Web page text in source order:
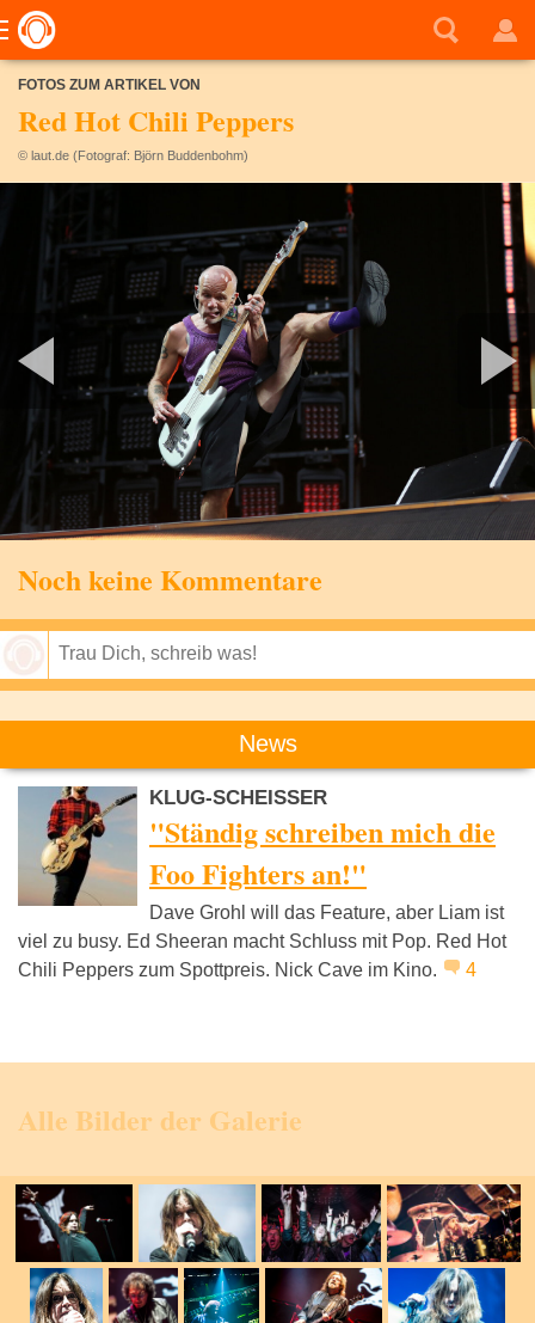
FOTOS ZUM ARTIKEL VON
Red Hot Chili Peppers
© laut.de (Fotograf: Björn Buddenbohm)
Noch keine Kommentare
News
KLUG-SCHEISSER
"Ständig schreiben mich die
Foo Fighters an!"
Dave Grohl will das Feature, aber Liam ist
viel zu busy. Ed Sheeran macht Schluss mit Pop. Red Hot
Chili Peppers zum Spottpreis. Nick Cave im Kino.
4
Alle Bilder der Galerie